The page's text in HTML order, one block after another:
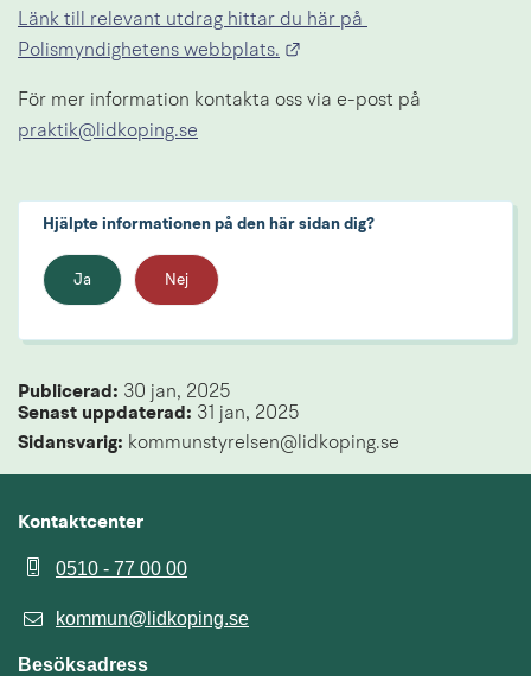
Länk till relevant utdrag hittar du här på
Polismyndighetens webbplats.
praktik@lidkoping.se
Hjälpte informationen på den här sidan dig?
Ja Nej
Publicerad: 30 jan, 2025
Senast uppdaterad: 31 jan, 2025
Sidansvarig: kommunstyrelsen@lidkoping.se
Kontaktcenter
0510 - 77 00 00
kommun@lidkoping.se
Besöksadress